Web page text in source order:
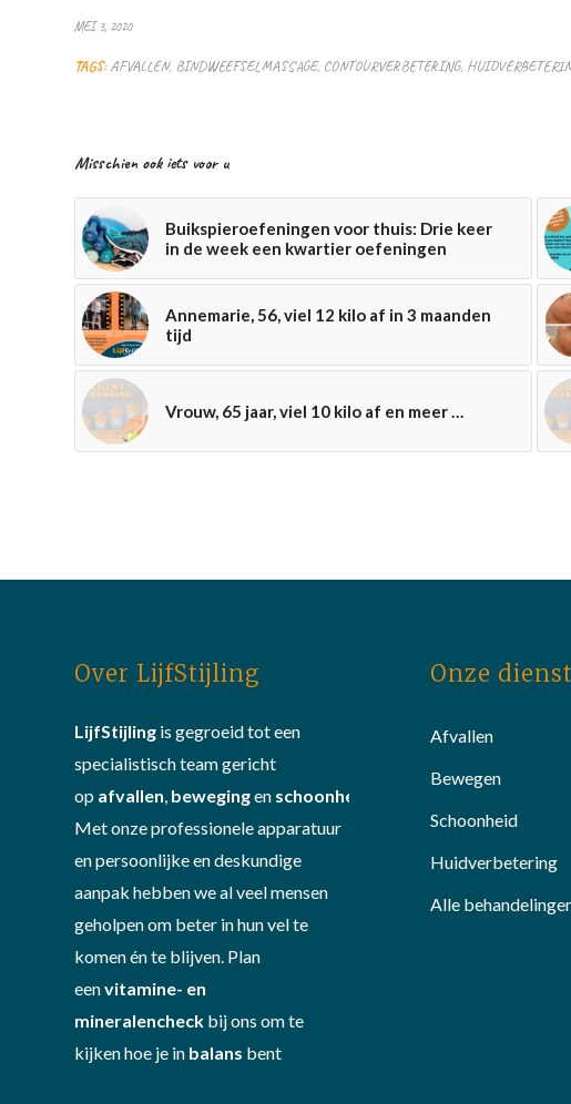
MEI 3, 2020
TAGS: AFVALLEN, BINDWEEFSELMASSAGE, CONTOURVERBETERING,
Misschien ook iets voor u
Buikspieroefeningen voor thuis: Drie keer
in de week een kwartier oefeningen
Annemarie, 56, viel 12 kilo af in 3 maanden
tijd
Vrouw, 65 jaar, viel 10 kilo af en meer …
Over LijfStijling
LijfStijling is gegroeid tot een
specialistisch team gericht
op afvallen bewegingen schoonheid
Met onze professionele apparatuur
en persoonlijke en deskundige
aanpak hebben we al veel mensen
geholpen om beter in hun vel te
komen én te blijven. Plan
eenvitamine- en
mineralencheck bij ons om te
kijken hoe je in balans bent
Onze
Afvallen
Bewegen
Schoonheid
Huidverbetering
Alle